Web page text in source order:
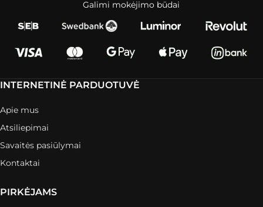
Galimi mokėjimo būdai
INTERNETINĖ PARDUOTUVĖ
Apie mus
Atsiliepimai
Savaitės pasiūlymai
Kontaktai
PIRKĖJAMS